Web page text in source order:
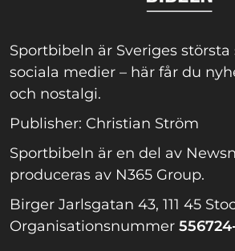
Sportbibeln är Sveriges största
sociala medier – här får du
och nostalgi.
Publisher: Christian Ström
Sportbibeln är en del av
produceras av N365 Group.
Birger Jarlsgatan 43, 111 45
Organisationsnummer